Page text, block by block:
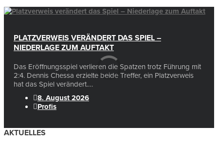
PLATZVERWEIS VERÄNDERT DAS SPIEL –
NIEDERLAGE ZUM AUFTAKT
Das Eröffnungsspiel verlieren die Spatzen trotz Führung mit
2:4. Dennis Chessa erzielte beide Treffer, ein Platzverweis
hat das Spiel verändert.…
8. August 2026
Profis
AKTUELLES